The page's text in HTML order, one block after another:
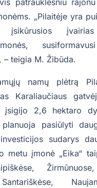
patrauklesniu
„Pilaitėje yra
įsikūrusios
– teigia M. Žibūda.
namų plėtrą
Karaliaučiaus
įsigijo 2,6 hektaro
pasiūlyti
sudarys
metu įmonė „Eika“